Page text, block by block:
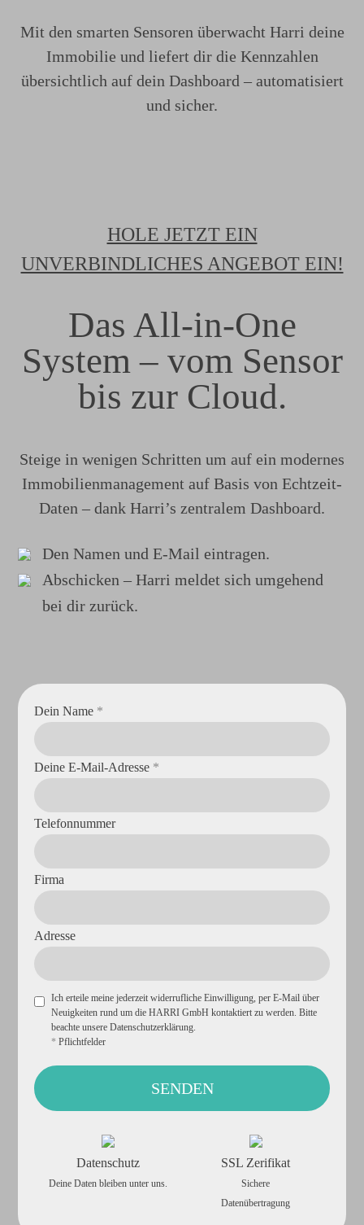
Mit den smarten Sensoren überwacht Harri deine
Immobilie und liefert dir die Kennzahlen
übersichtlich auf dein Dashboard – automatisiert
und sicher.
HOLE JETZT EIN
UNVERBINDLICHES ANGEBOT EIN!
Das All-in-One
System – vom Sensor
bis zur Cloud.
Steige in wenigen Schritten um auf ein modernes
Immobilienmanagement auf Basis von Echtzeit-
Daten – dank Harri’s zentralem Dashboard.
Den Namen und E-Mail eintragen.
Abschicken – Harri meldet sich umgehend
bei dir zurück.
Dein Name *
Deine E-Mail-Adresse *
Telefonnummer
Firma
Adresse
Ich erteile meine jederzeit widerrufliche Einwilligung, per E-Mail über
Neuigkeiten rund um die HARRI GmbH kontaktiert zu werden. Bitte
beachte unsereDatenschutzerklärung
* Pflichtfelder
Datenschutz
Deine Daten bleiben unter uns.
SSL Zerifikat
Sichere
Datenübertragung